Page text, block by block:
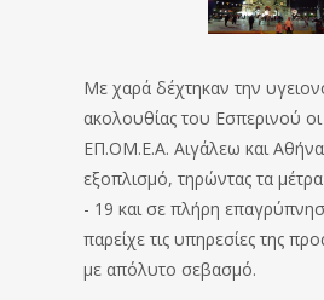
Με χαρά δέχτηκαν την
ακολουθίας του Εσπερινού οι
ΕΠ.ΟΜ.Ε.Α. Αιγάλεω και
εξοπλισμό, τηρώντας τα
- 19 και σε πλήρη
παρείχε τις υπηρεσίες της
με απόλυτο σεβασμό.